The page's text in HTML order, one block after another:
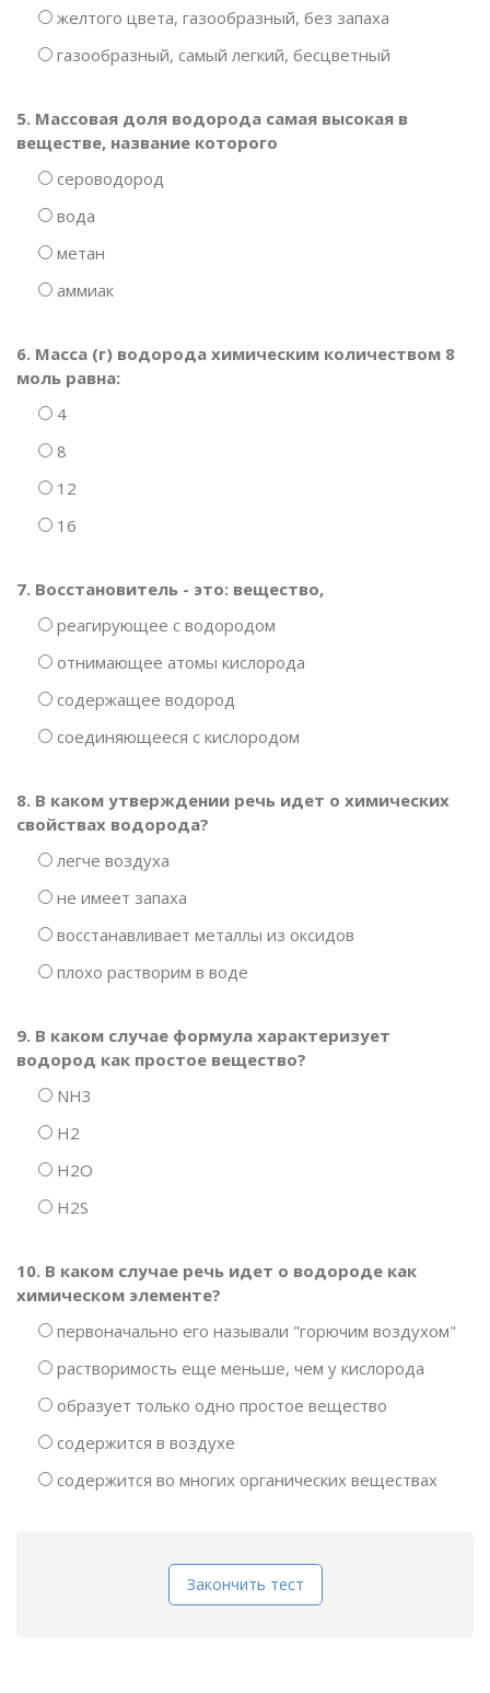
желтого цвета, газообразный, без запаха
газообразный, самый легкий, бесцветный
5. Массовая доля водорода самая высокая в
веществе, название которого
сероводород
вода
метан
аммиак
6. Масса (г) водорода химическим количеством 8
моль равна:
4
8
12
16
7. Восстановитель - это: вещество,
реагирующее с водородом
отнимающее атомы кислорода
содержащее водород
соединяющееся с кислородом
8. В каком утверждении речь идет о химических
свойствах водорода?
легче воздуха
не имеет запаха
восстанавливает металлы из оксидов
плохо растворим в воде
9. В каком случае формула характеризует
водород как простое вещество?
NH3
H2
H2O
H2S
10. В каком случае речь идет о водороде как
химическом элементе?
первоначально его называли "горючим воздухом"
растворимость еще меньше, чем у кислорода
образует только одно простое вещество
содержится в воздухе
содержится во многих органических веществах
Закончить тест